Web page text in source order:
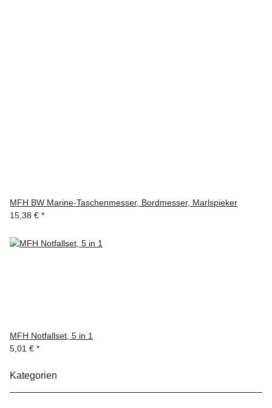
MFH BW Marine-Taschenmesser, Bordmesser, Marlspieker
15,38 € *
MFH Notfallset, 5 in 1
5,01 € *
Kategorien